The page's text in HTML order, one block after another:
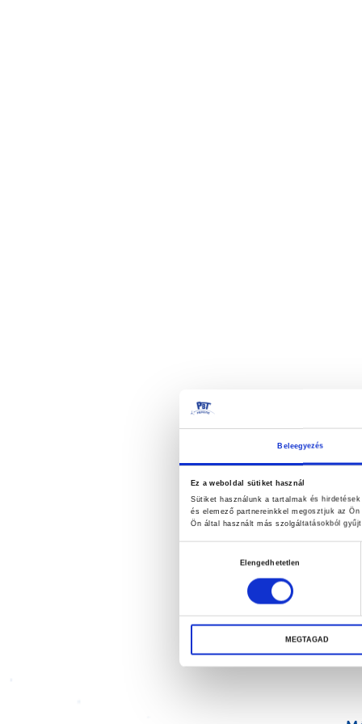
Beleegyezés
Ez a weboldal sütiket használ
Sütiket használunk a tartalmak és
és elemező partnereinkkel megosztjuk az
Ön által használt más szolgáltatásokból
Elengedhetetlen
MEGTAGAD